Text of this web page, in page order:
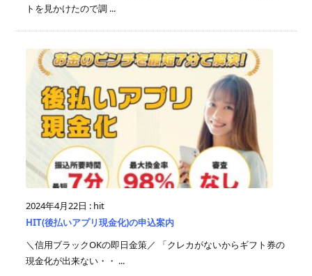
トを見かけたので調 ...
2024年4月22日 : hit
HIT(後払いアプリ現金化)の申込案内
＼信用ブラックOKの即日金策／ 「クレカがないからギフト券の
現金化が出来ない・・ ...